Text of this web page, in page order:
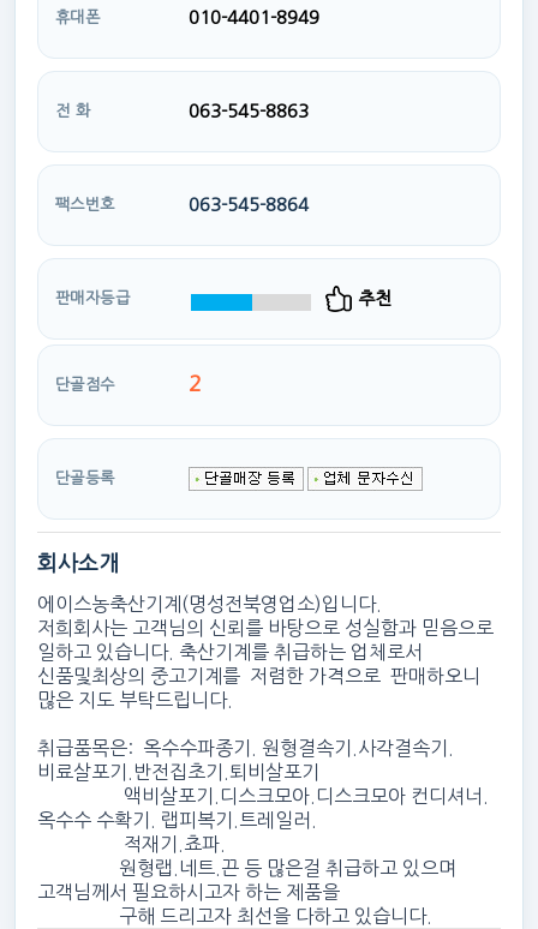
휴대폰 010-4401-8949
전 화 063-545-8863
팩스번호 063-545-8864
판매자등급 추천
단골점수 2
단골등록
회사소개
에이스농축산기계(명성전북영업소)입니다.
저희회사는 고객님의 신뢰를 바탕으로 성실함과 믿음으로
일하고 있습니다. 축산기계를 취급하는 업체로서
신품및최상의 중고기계를 저렴한 가격으로 판매하오니
많은 지도 부탁드립니다.
취급품목은: 옥수수파종기. 원형결속기.사각결속기.
비료살포기.반전집초기.퇴비살포기
액비살포기.디스크모아.디스크모아 컨디셔너.
옥수수 수확기. 랩피복기.트레일러.
적재기.쵸파.
원형랩.네트.끈 등 많은걸 취급하고 있으며
고객님께서 필요하시고자 하는 제품을
구해 드리고자 최선을 다하고 있습니다.